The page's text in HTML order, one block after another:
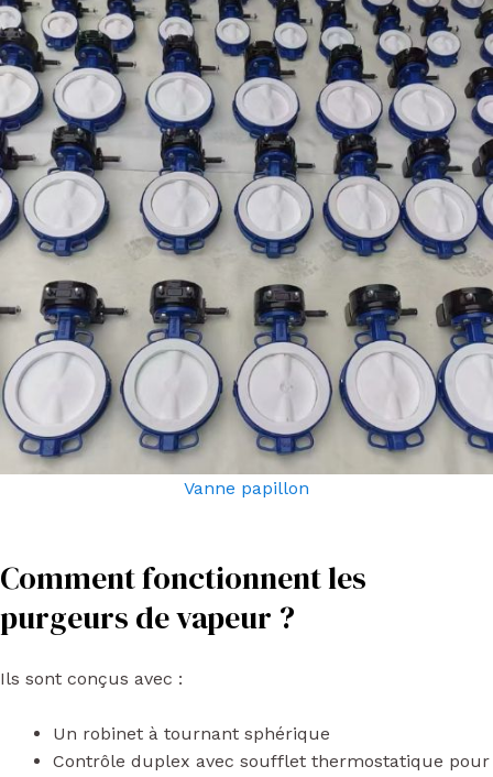
Vanne papillon
Comment fonctionnent les
purgeurs de vapeur ?
Ils sont conçus avec :
Un robinet à tournant sphérique
Contrôle duplex avec soufflet thermostatique pour